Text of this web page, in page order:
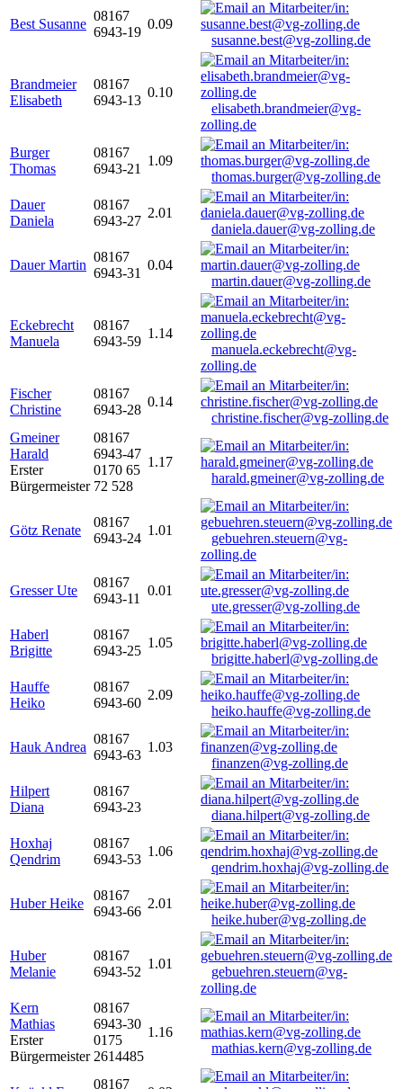
Best Susanne
08167
6943-19
0.09
susanne.best@vg-zolling.de
Brandmeier
Elisabeth
08167
6943-13
0.10
elisabeth.brandmeier@vg-
zolling.de
Burger
Thomas
08167
6943-21
1.09
thomas.burger@vg-zolling.de
Dauer
Daniela
08167
6943-27
2.01
daniela.dauer@vg-zolling.de
Dauer Martin
08167
6943-31
0.04
martin.dauer@vg-zolling.de
Eckebrecht
Manuela
08167
6943-59
1.14
manuela.eckebrecht@vg-
zolling.de
Fischer
Christine
08167
6943-28
0.14
christine.fischer@vg-zolling.de
Gmeiner
Harald
Erster
Bürgermeister
08167
6943-47
0170 65
72 528
1.17
harald.gmeiner@vg-zolling.de
Götz Renate
08167
6943-24
1.01
gebuehren.steuern@vg-
zolling.de
Gresser Ute
08167
6943-11
0.01
ute.gresser@vg-zolling.de
Haberl
Brigitte
08167
6943-25
1.05
brigitte.haberl@vg-zolling.de
Hauffe
Heiko
08167
6943-60
2.09
heiko.hauffe@vg-zolling.de
Hauk Andrea
08167
6943-63
1.03
finanzen@vg-zolling.de
Hilpert
Diana
08167
6943-23
diana.hilpert@vg-zolling.de
Hoxhaj
Qendrim
08167
6943-53
1.06
qendrim.hoxhaj@vg-zolling.de
Huber Heike
08167
6943-66
2.01
heike.huber@vg-zolling.de
Huber
Melanie
08167
6943-52
1.01
gebuehren.steuern@vg-
zolling.de
Kern
Mathias
Erster
Bürgermeister
08167
6943-30
0175
2614485
1.16
mathias.kern@vg-zolling.de
08167